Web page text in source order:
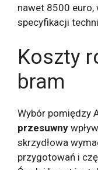
nawet 8500
specyfikacji
Koszty
bram
Wybór pomiędzy
przesuwny
skrzydłowa
przygotowań i